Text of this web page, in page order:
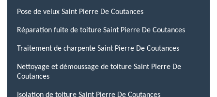
Pose de velux Saint Pierre De Coutances
Réparation fuite de toiture Saint Pierre De Coutances
Traitement de charpente Saint Pierre De Coutances
Nettoyage et démoussage de toiture Saint Pierre De
Coutances
Isolation de toiture Saint Pierre De Coutances